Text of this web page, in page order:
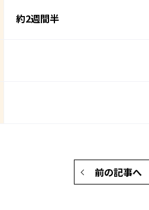
約2週間半
前の記事へ